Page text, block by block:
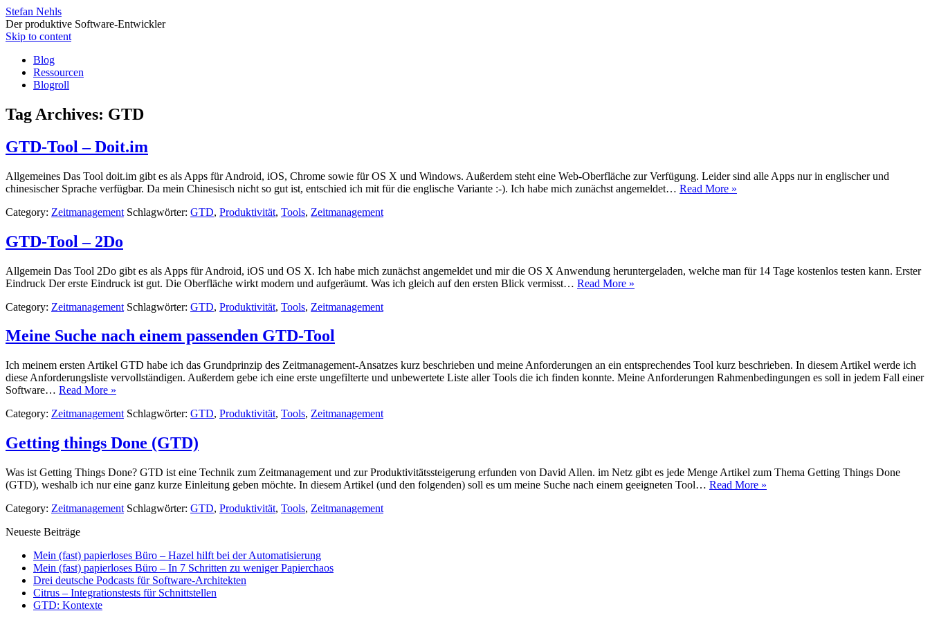
Stefan Nehls
Der produktive Software-Entwickler
Skip to content
Blog
Ressourcen
Blogroll
Tag Archives: GTD
GTD-Tool – Doit.im
Allgemeines Das Tool doit.im gibt es als Apps für Android, iOS, Chrome sowie für OS X und Windows. Außerdem steht eine Web-Oberfläche zur Verfügung. Leider sind alle Apps nur in englischer und
chinesischer Sprache verfügbar. Da mein Chinesisch nicht so gut ist, entschied ich mit für die englische Variante :-). Ich habe mich zunächst angemeldet… Read More »
Category: Zeitmanagement Schlagwörter: GTD, Produktivität, Tools, Zeitmanagement
GTD-Tool – 2Do
Allgemein Das Tool 2Do gibt es als Apps für Android, iOS und OS X. Ich habe mich zunächst angemeldet und mir die OS X Anwendung heruntergeladen, welche man für 14 Tage kostenlos testen kann. Erster
Eindruck Der erste Eindruck ist gut. Die Oberfläche wirkt modern und aufgeräumt. Was ich gleich auf den ersten Blick vermisst… Read More »
Category: Zeitmanagement Schlagwörter: GTD, Produktivität, Tools, Zeitmanagement
Meine Suche nach einem passenden GTD-Tool
Ich meinem ersten Artikel GTD habe ich das Grundprinzip des Zeitmanagement-Ansatzes kurz beschrieben und meine Anforderungen an ein entsprechendes Tool kurz beschrieben. In diesem Artikel werde ich
diese Anforderungsliste vervollständigen. Außerdem gebe ich eine erste ungefilterte und unbewertete Liste aller Tools die ich finden konnte. Meine Anforderungen Rahmenbedingungen es soll in jedem Fall einer
Software… Read More »
Category: Zeitmanagement Schlagwörter: GTD, Produktivität, Tools, Zeitmanagement
Getting things Done (GTD)
Was ist Getting Things Done? GTD ist eine Technik zum Zeitmanagement und zur Produktivitätssteigerung erfunden von David Allen. im Netz gibt es jede Menge Artikel zum Thema Getting Things Done
(GTD), weshalb ich nur eine ganz kurze Einleitung geben möchte. In diesem Artikel (und den folgenden) soll es um meine Suche nach einem geeigneten Tool… Read More »
Category: Zeitmanagement Schlagwörter: GTD, Produktivität, Tools, Zeitmanagement
Neueste Beiträge
Mein (fast) papierloses Büro – Hazel hilft bei der Automatisierung
Mein (fast) papierloses Büro – In 7 Schritten zu weniger Papierchaos
Drei deutsche Podcasts für Software-Architekten
Citrus – Integrationstests für Schnittstellen
GTD: Kontexte